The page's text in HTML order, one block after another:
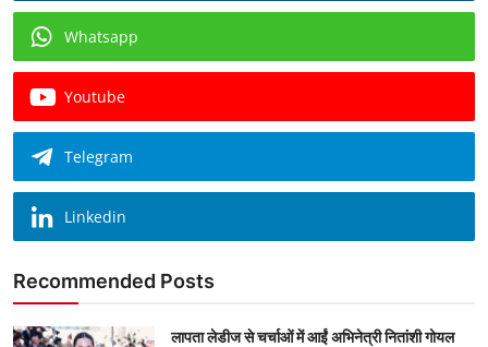
Whatsapp
Youtube
Telegram
Linkedin
Recommended Posts
लापता लेडीज से चर्चाओं में आईं अभिनेत्री नितांशी गोयल